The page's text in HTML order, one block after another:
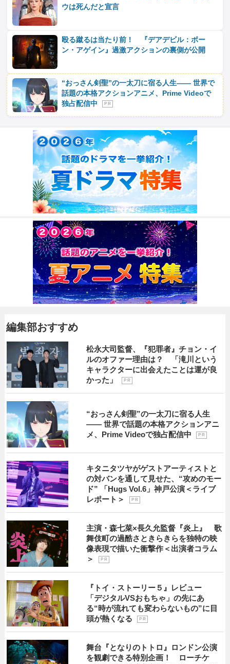
ウは死んだと宣言
殴る蹴るは当たり前！ 『デアデビル：ボー
ン・アゲイン』過激アクションの裏側が公開
“おっさん剣聖”の一太刀に宿る人生―― 世界で
話題の本格アクションアニメ、Prime Videoで
独占配信中
P R
編集部おすすめ
松永大司監督、『犯罪者』チョン・イ
ルのオファー理由は？ 「滝川という
キャラクターに出会えたことは運が良
かった」
P R
“おっさん剣聖”の一太刀に宿る人生
―― 世界で話題の本格アクションアニ
メ、Prime Videoで独占配信中
P R
キタニタツヤがゲストアーティストと
の対バンを通して見せた、“攻めのモー
ド” 「Hugs Vol.6」神戸公演＜ライブ
レポート＞
P R
主演・森七菜×長久允監督『炎上』 歌
舞伎町の過酷さときらきらを独特の映
像表現で描いた衝撃作＜出演者コラム
＞
P R
『トイ・ストーリー５』レビュー
「デジタルVSおもちゃ」の先にあ
る“時が流れても変わらないもの”に目
頭が熱くなる
P R
舞台『となりのトトロ』ロンドン公演
を観劇できる特別企画！ ローチケ